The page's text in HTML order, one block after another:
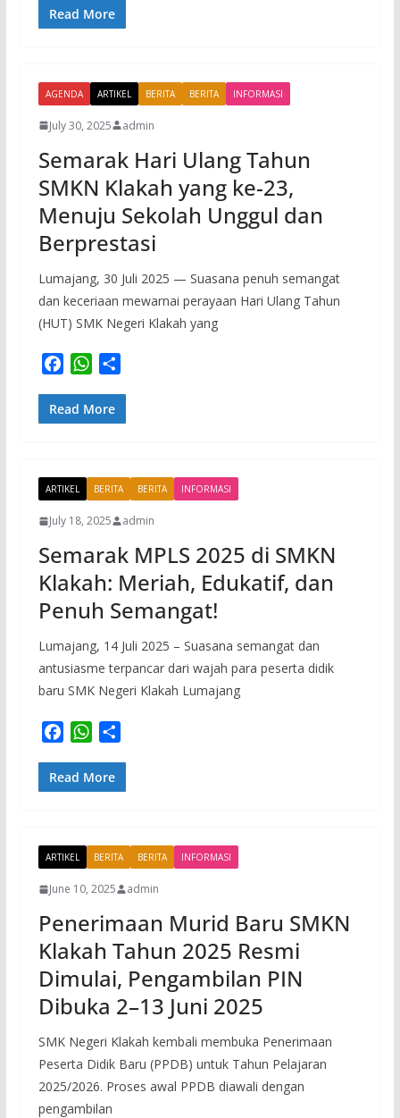
c
e
o
k
a
t
p
p
r
Read More
AGENDA ARTIKEL BERITA BERITA INFORMASI
July 30, 2025 admin
Semarak Hari Ulang Tahun
SMKN Klakah yang ke-23,
Menuju Sekolah Unggul dan
Berprestasi
Lumajang, 30 Juli 2025 — Suasana penuh semangat
dan keceriaan mewarnai perayaan Hari Ulang Tahun
(HUT) SMK Negeri Klakah yang
c
e
o
k
W
a
t
p
p
r
Read More
ARTIKEL BERITA BERITA INFORMASI
July 18, 2025 admin
Semarak MPLS 2025 di SMKN
Klakah: Meriah, Edukatif, dan
Penuh Semangat!
Lumajang, 14 Juli 2025 – Suasana semangat dan
antusiasme terpancar dari wajah para peserta didik
baru SMK Negeri Klakah Lumajang
c
e
o
k
W
a
t
p
p
r
Read More
ARTIKEL BERITA BERITA INFORMASI
June 10, 2025 admin
Penerimaan Murid Baru SMKN
Klakah Tahun 2025 Resmi
Dimulai, Pengambilan PIN
Dibuka 2–13 Juni 2025
SMK Negeri Klakah kembali membuka Penerimaan
Peserta Didik Baru (PPDB) untuk Tahun Pelajaran
2025/2026. Proses awal PPDB diawali dengan
pengambilan